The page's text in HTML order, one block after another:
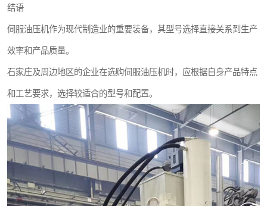
结语
伺服油压机作为现代制造业的重要装备，其型号选择直接关系到生产
效率和产品质量。
石家庄及周边地区的企业在选购伺服油压机时，应根据自身产品特点
和工艺要求，选择较适合的型号和配置。